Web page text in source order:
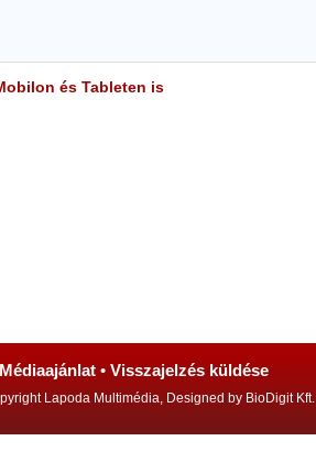
és Tableten is
Médiaajánlat • Visszajelzés küldése
Lapoda Multimédia, Designed by BioDigit Kft.